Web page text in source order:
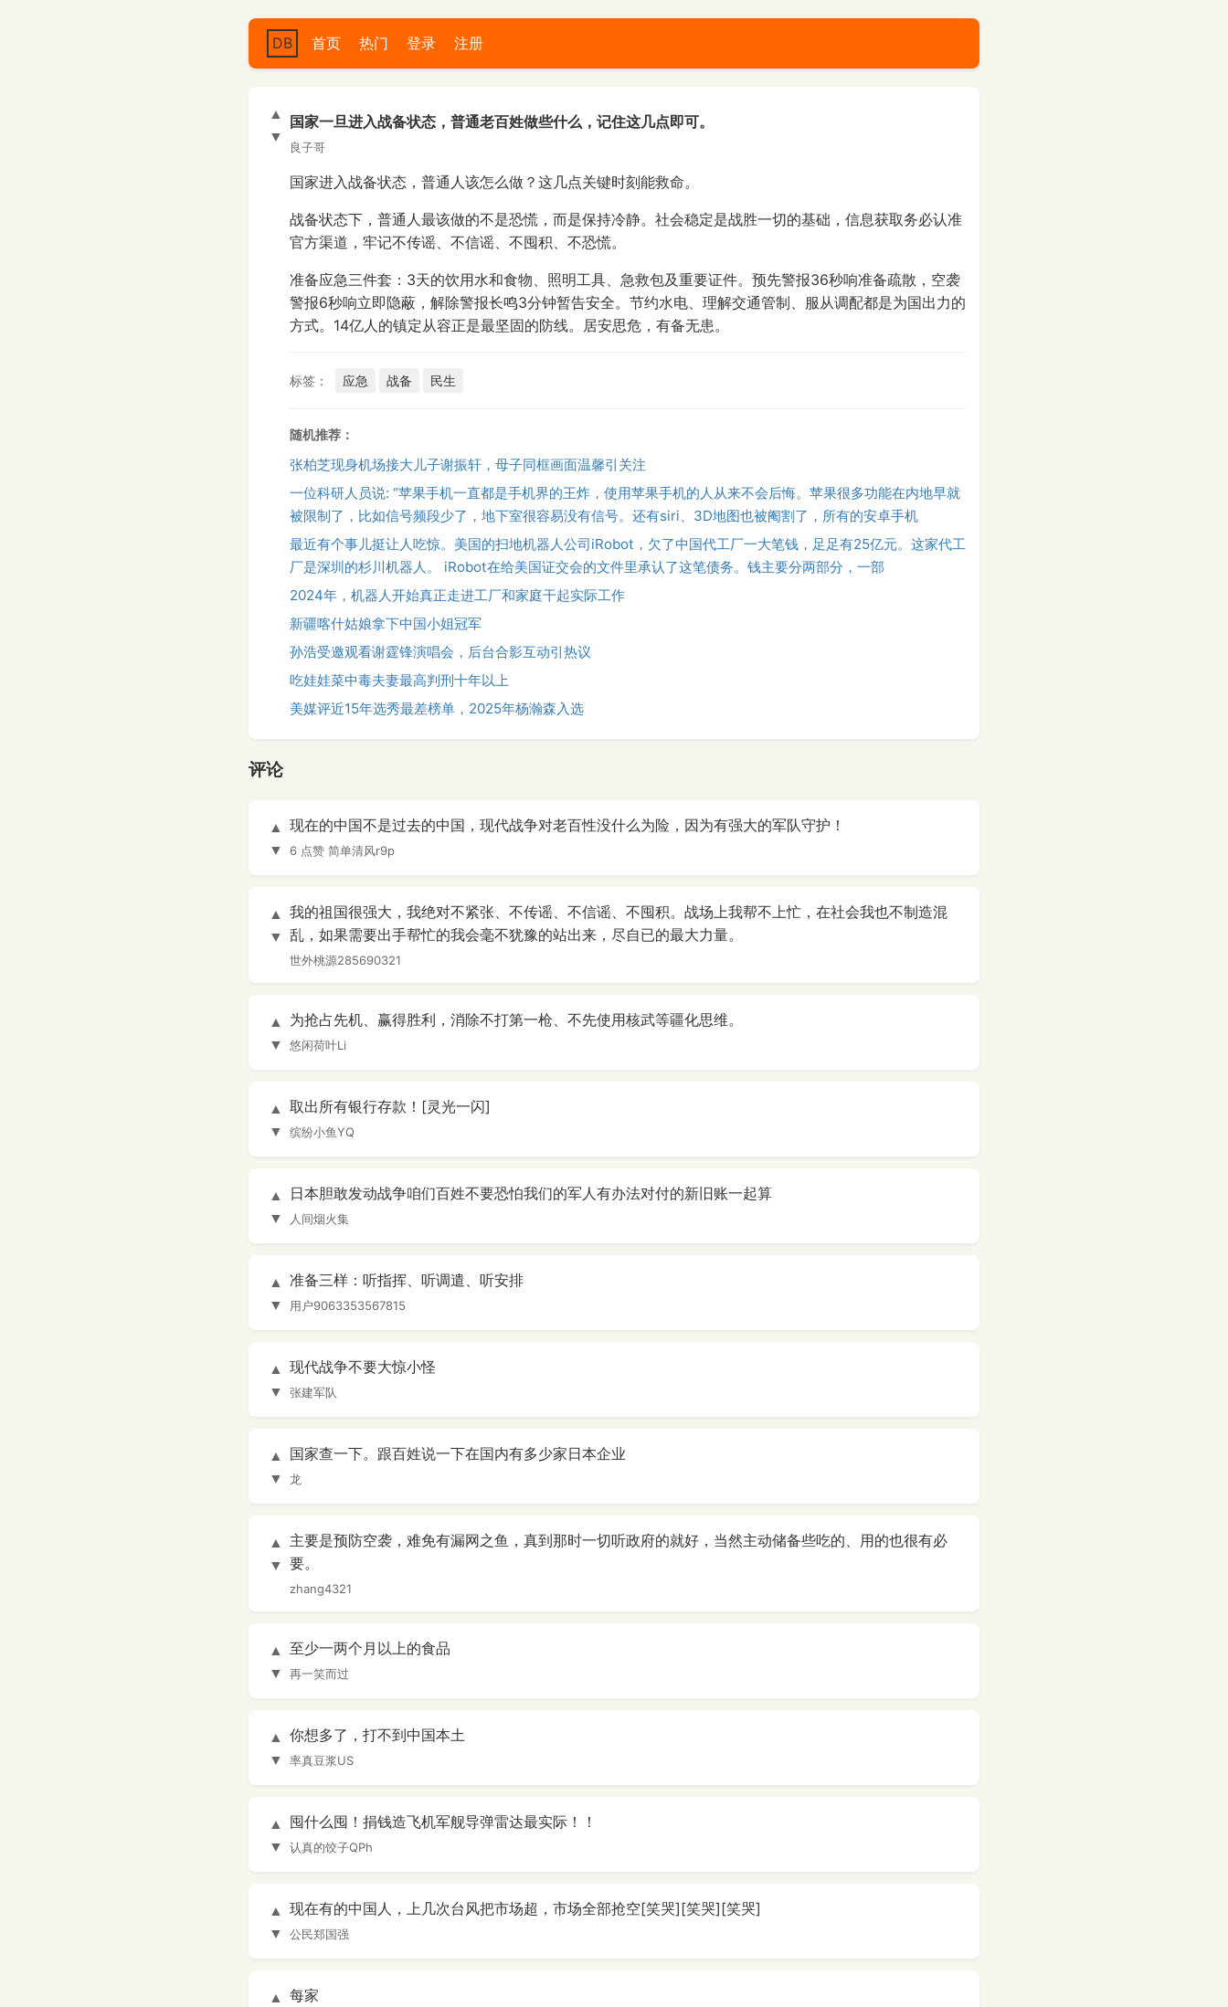
DB 首页 热门 登录 注册
▲
▼
国家一旦进入战备状态，普通老百姓做些什么，记住这几点即可。
良子哥
国家进入战备状态，普通人该怎么做？这几点关键时刻能救命。
战备状态下，普通人最该做的不是恐慌，而是保持冷静。社会稳定是战胜一切的基础，信息获取务必认准
官方渠道，牢记不传谣、不信谣、不囤积、不恐慌。
准备应急三件套：3天的饮用水和食物、照明工具、急救包及重要证件。预先警报36秒响准备疏散，空袭
警报6秒响立即隐蔽，解除警报长鸣3分钟暂告安全。节约水电、理解交通管制、服从调配都是为国出力的
方式。14亿人的镇定从容正是最坚固的防线。居安思危，有备无患。
标签： 应急 战备 民生
随机推荐：
张柏芝现身机场接大儿子谢振轩，母子同框画面温馨引关注
一位科研人员说: “苹果手机一直都是手机界的王炸，使用苹果手机的人从来不会后悔。苹果很多功能在内地早就
被限制了，比如信号频段少了，地下室很容易没有信号。还有siri、3D地图也被阉割了，所有的安卓手机
最近有个事儿挺让人吃惊。美国的扫地机器人公司iRobot，欠了中国代工厂一大笔钱，足足有25亿元。这家代工
厂是深圳的杉川机器人。 iRobot在给美国证交会的文件里承认了这笔债务。钱主要分两部分，一部
2024年，机器人开始真正走进工厂和家庭干起实际工作
新疆喀什姑娘拿下中国小姐冠军
孙浩受邀观看谢霆锋演唱会，后台合影互动引热议
吃娃娃菜中毒夫妻最高判刑十年以上
美媒评近15年选秀最差榜单，2025年杨瀚森入选
评论
▲
▼
现在的中国不是过去的中国，现代战争对老百性没什么为险，因为有强大的军队守护！
6 点赞 简单清风r9p
▲
▼
我的祖国很强大，我绝对不紧张、不传谣、不信谣、不囤积。战场上我帮不上忙，在社会我也不制造混
乱，如果需要出手帮忙的我会毫不犹豫的站出来，尽自已的最大力量。
世外桃源285690321
▲
▼
为抢占先机、赢得胜利，消除不打第一枪、不先使用核武等疆化思维。
悠闲荷叶Li
▲
▼
取出所有银行存款！[灵光一闪]
缤纷小鱼YQ
▲
▼
日本胆敢发动战争咱们百姓不要恐怕我们的军人有办法对付的新旧账一起算
人间烟火集
▲
▼
准备三样：听指挥、听调遣、听安排
用户9063353567815
▲
▼
现代战争不要大惊小怪
张建军队
▲
▼
国家查一下。跟百姓说一下在国内有多少家日本企业
龙
▲
▼
主要是预防空袭，难免有漏网之鱼，真到那时一切听政府的就好，当然主动储备些吃的、用的也很有必
要。
zhang4321
▲
▼
至少一两个月以上的食品
再一笑而过
▲
▼
你想多了，打不到中国本土
率真豆浆US
▲
▼
囤什么囤！捐钱造飞机军舰导弹雷达最实际！！
认真的饺子QPh
▲
▼
现在有的中国人，上几次台风把市场超，市场全部抢空[笑哭][笑哭][笑哭]
公民郑国强
▲
每家